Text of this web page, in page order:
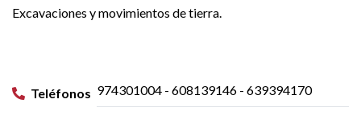
Excavaciones y movimientos de tierra.
Teléfonos 974301004 - 608139146 - 639394170